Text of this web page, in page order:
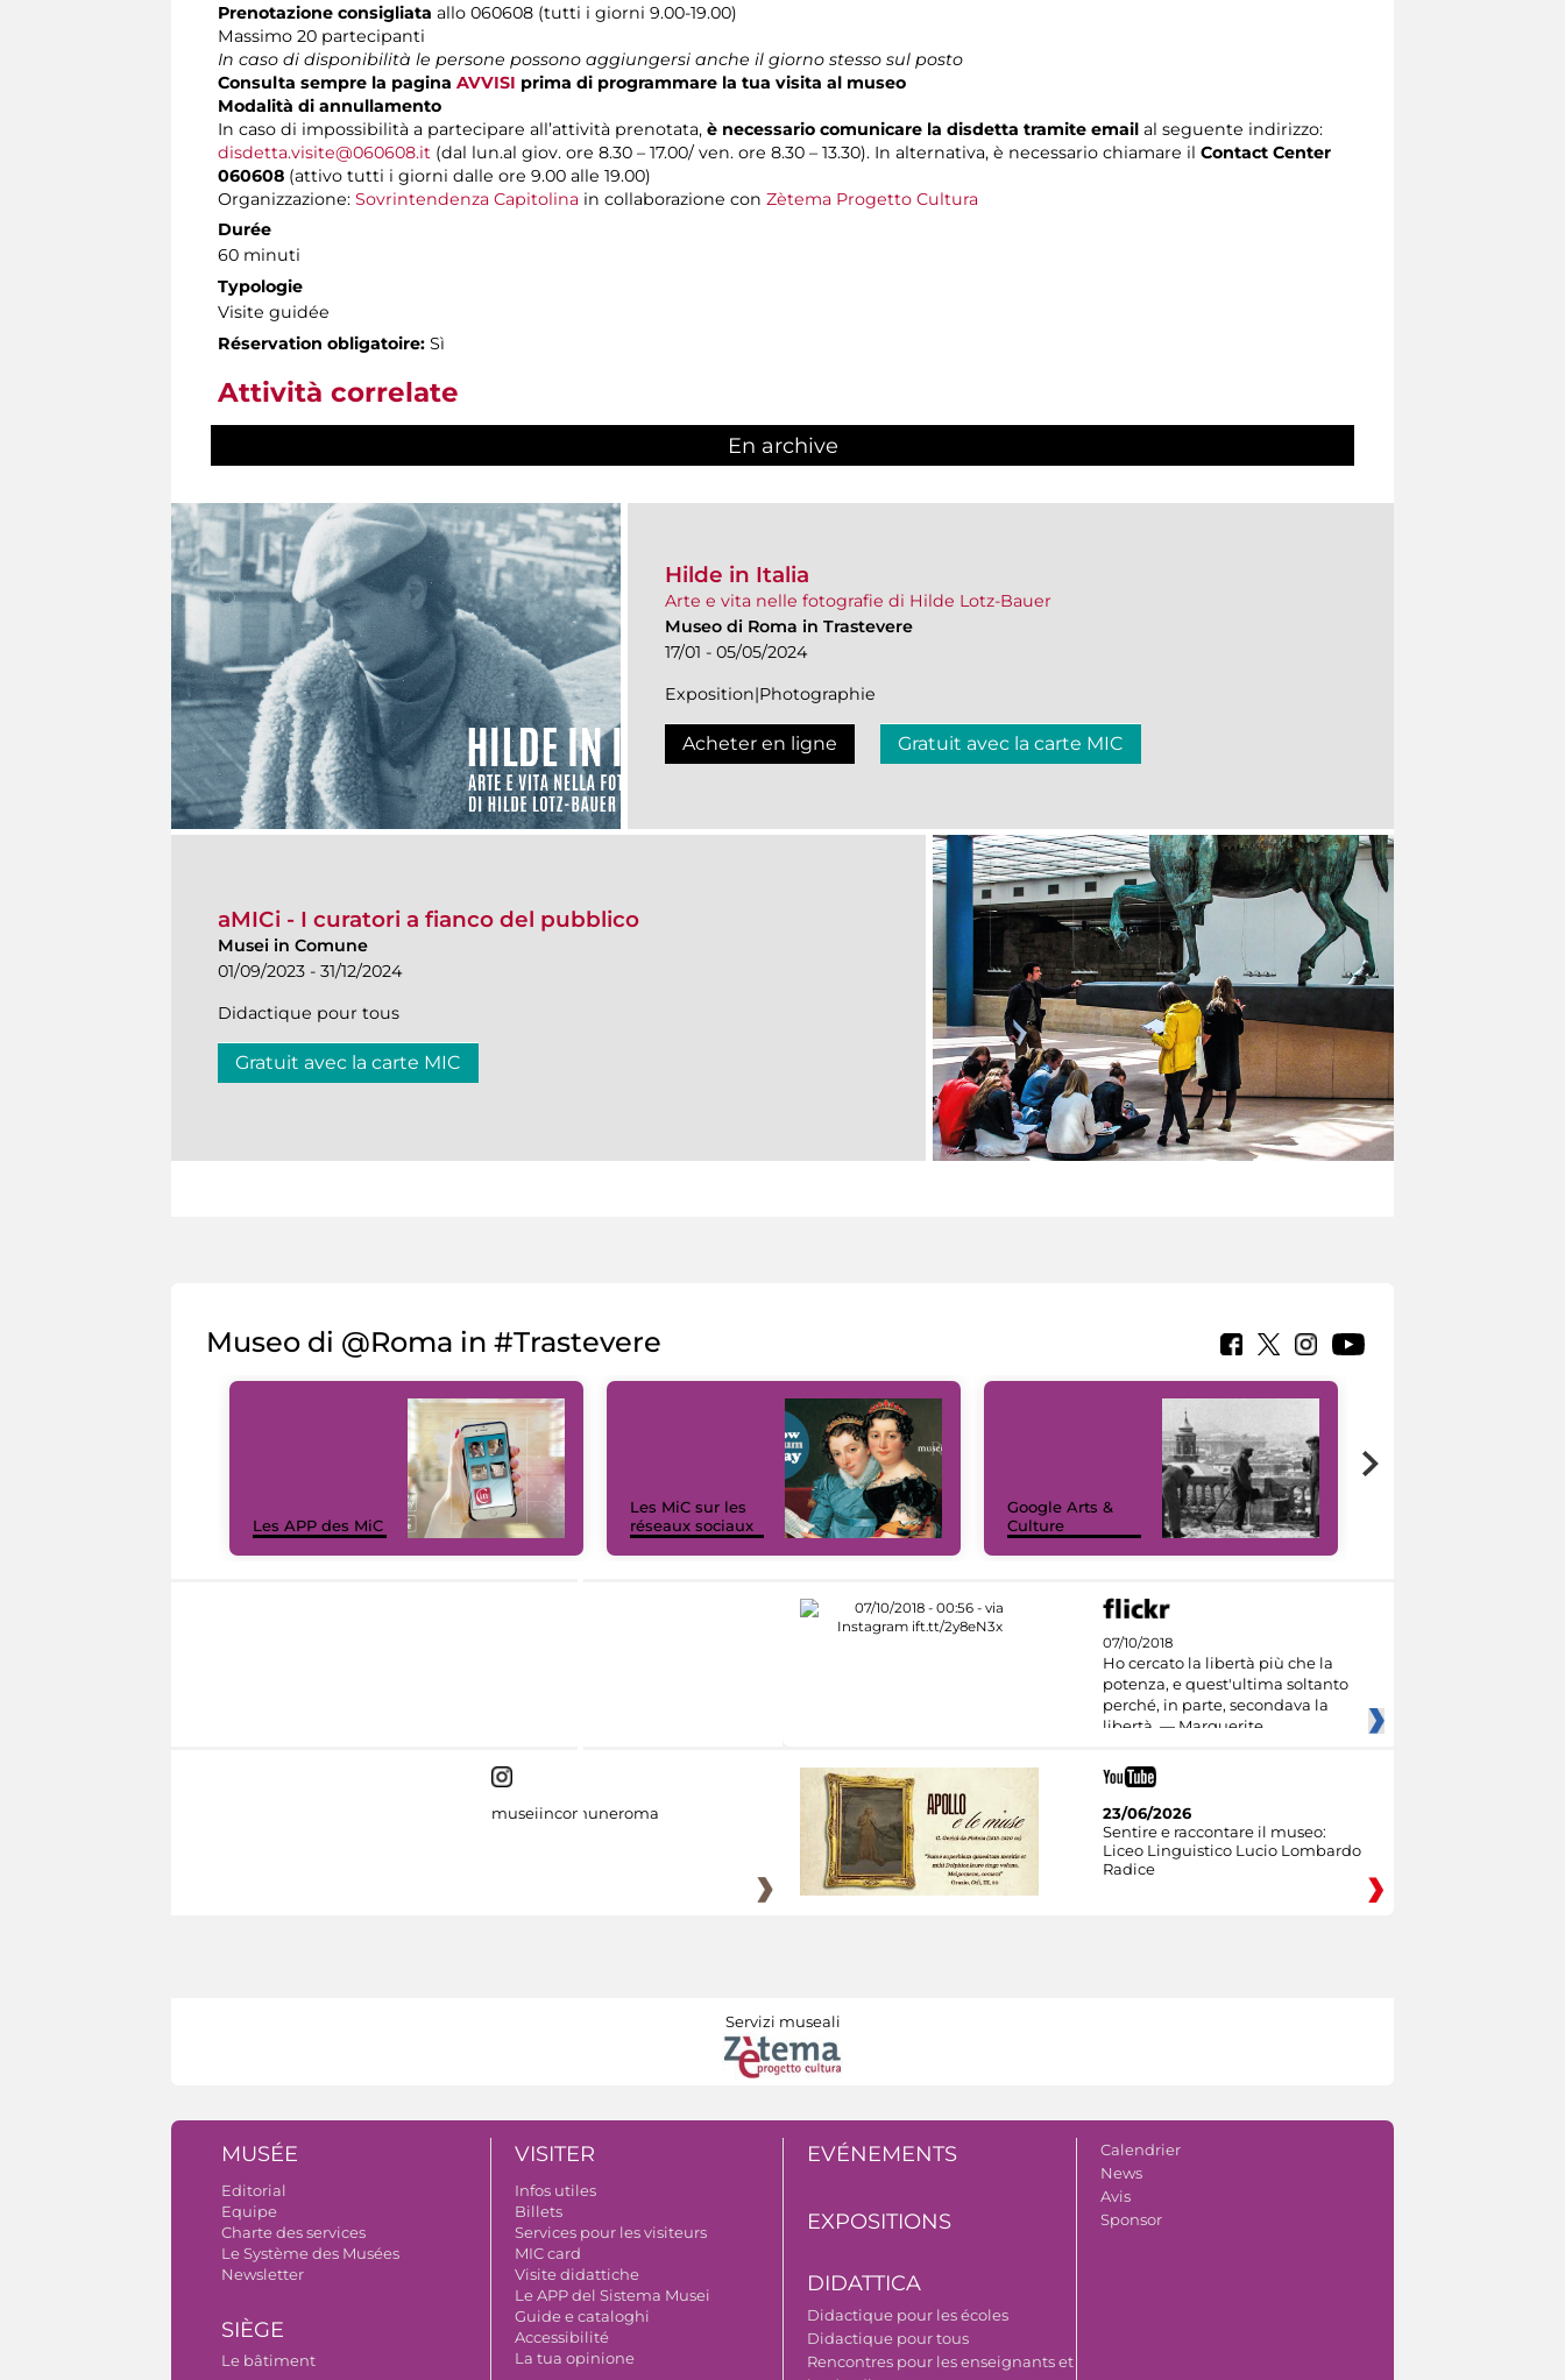
Prenotazione consigliata allo 060608 (tutti i giorni 9.00-19.00)
Massimo 20 partecipanti
In caso di disponibilità le persone possono aggiungersi anche il giorno stesso sul posto
Consulta sempre la pagina AVVISI prima di programmare la tua visita al museo
Modalità di annullamento
In caso di impossibilità a partecipare all’attività prenotata, è necessario comunicare la disdetta tramite email al seguente indirizzo:
disdetta.visite@060608.it (dal lun.al giov. ore 8.30 – 17.00/ ven. ore 8.30 – 13.30). In alternativa, è necessario chiamare il Contact Center
060608 (attivo tutti i giorni dalle ore 9.00 alle 19.00)
Organizzazione: Sovrintendenza Capitolina in collaborazione con Zètema Progetto Cultura
Durée
60 minuti
Typologie
Visite guidée
Réservation obligatoire: Sì
Attività correlate
En archive
Hilde in Italia
Arte e vita nelle fotografie di Hilde Lotz-Bauer
Museo di Roma in Trastevere
17/01 - 05/05/2024
Exposition|Photographie
Acheter en ligne Gratuit avec la carte MIC
aMICi - I curatori a fianco del pubblico
Musei in Comune
01/09/2023 - 31/12/2024
Didactique pour tous
Gratuit avec la carte MIC
Museo di @Roma in #Trastevere
Les APP des MiC
Les MiC sur les
réseaux sociaux
Google Arts &
Culture
07/10/2018
Ho cercato la libertà più che la
potenza, e quest'ultima soltanto
perché, in parte, secondava la
libertà. — Marguerite
museiincomuneroma
23/06/2026
Sentire e raccontare il museo:
Liceo Linguistico Lucio Lombardo
Radice
Servizi museali
MUSÉE
Editorial
Equipe
Charte des services
Le Système des Musées
Newsletter
SIÈGE
Le bâtiment
VISITER
Infos utiles
Billets
Services pour les visiteurs
MIC card
Visite didattiche
Le APP del Sistema Musei
Guide e cataloghi
Accessibilité
La tua opinione
EVÉNEMENTS
EXPOSITIONS
DIDATTICA
Didactique pour les écoles
Didactique pour tous
Rencontres pour les enseignants et
Calendrier
News
Avis
Sponsor